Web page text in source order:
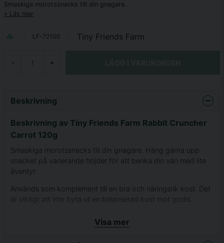
Smaskiga morotssnacks till din gnagare.
Läs mer
LF-72100 Tiny Friends Farm
- +
Beskrivning
Beskrivning av Tiny Friends Farm Rabbit Cruncher
Carrot 120g
Smaskiga morotssnacks till din gnagare. Häng gärna upp
snacket på varierande höjder för att berika din vän med lite
äventyr.
Används som komplement till en bra och näringsrik kost. Det
är viktigt att inte byta ut en balanserad kost mot godis.
Håll alltid ett gott öga på hullet så att det inte blir för mycket
Visa mer